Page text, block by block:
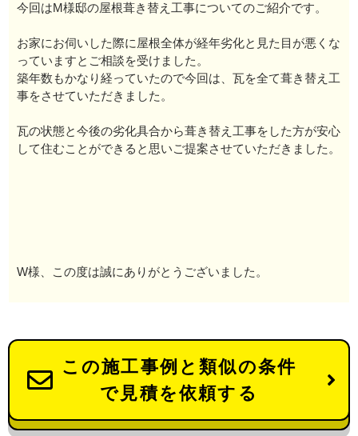
今回はM様邸の屋根葺き替え工事についてのご紹介です。
お家にお伺いした際に屋根全体が経年劣化と見た目が悪くな
っていますとご相談を受けました。
築年数もかなり経っていたので今回は、瓦を全て葺き替え工
事をさせていただきました。
瓦の状態と今後の劣化具合から葺き替え工事をした方が安心
して住むことができると思いご提案させていただきました。
W様、この度は誠にありがとうございました。
この施工事例と類似の条件
で見積を依頼する